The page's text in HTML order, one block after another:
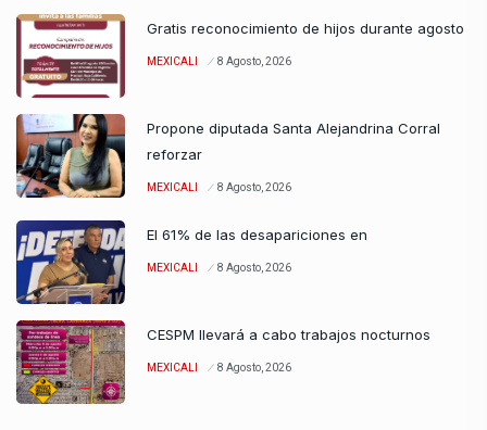
Gratis reconocimiento de hijos durante agosto
MEXICALI 8 Agosto, 2026
Propone diputada Santa Alejandrina Corral
reforzar
MEXICALI 8 Agosto, 2026
El 61% de las desapariciones en
MEXICALI 8 Agosto, 2026
CESPM llevará a cabo trabajos nocturnos
MEXICALI 8 Agosto, 2026